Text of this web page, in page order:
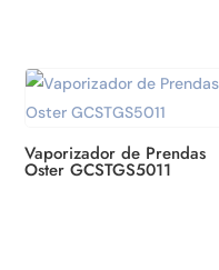
Vaporizador de Prendas
Oster GCSTGS5011